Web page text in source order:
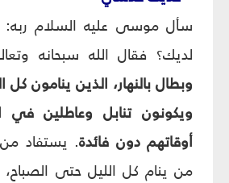
سأل موسى عليه السلام ربه:
لديك؟ فقال الله سبحانه
وبطال بالنهار، الذين ينامون كل
ويكونون تنابل وعاطلين في
أوقاتهم دون فائدة. يستفاد من
من ينام كل الليل حتى